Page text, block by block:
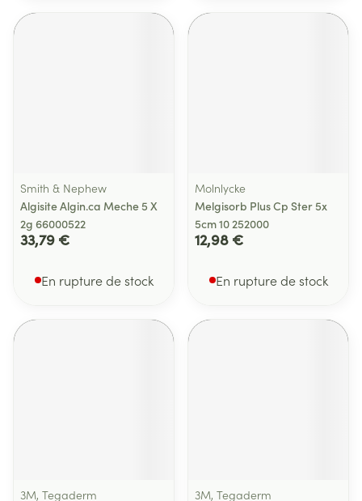
Smith & Nephew
Algisite Algin.ca Meche 5 X
2g 66000522
33,79 €
En rupture de stock
Molnlycke
Melgisorb Plus Cp Ster 5x
5cm 10 252000
12,98 €
En rupture de stock
3M, Tegaderm
3M, Tegaderm